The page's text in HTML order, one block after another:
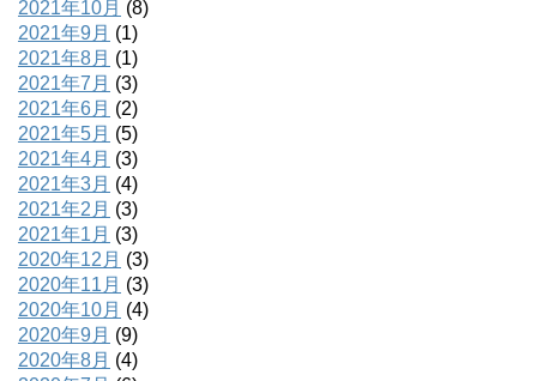
2021年10月 (8)
2021年9月 (1)
2021年8月 (1)
2021年7月 (3)
2021年6月 (2)
2021年5月 (5)
2021年4月 (3)
2021年3月 (4)
2021年2月 (3)
2021年1月 (3)
2020年12月 (3)
2020年11月 (3)
2020年10月 (4)
2020年9月 (9)
2020年8月 (4)